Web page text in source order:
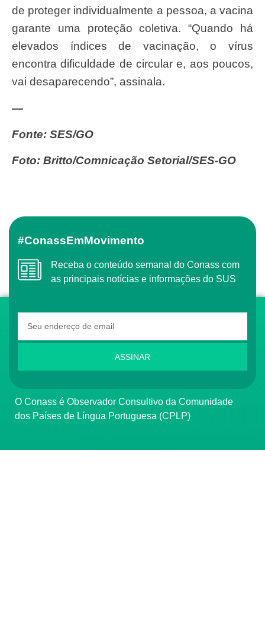
de proteger individualmente a pessoa, a vacina
garante uma proteção coletiva. “Quando há
elevados índices de vacinação, o vírus
encontra dificuldade de circular e, aos poucos,
vai desaparecendo”, assinala.
—
Fonte: SES/GO
Foto: Britto/Comnicação Setorial/SES-GO
#ConassEmMovimento
Receba o conteúdo semanal do Conass com
as principais notícias e informações do SUS
ASSINAR
O Conass é Observador Consultivo da Comunidade
dos Países de Língua Portuguesa (CPLP)